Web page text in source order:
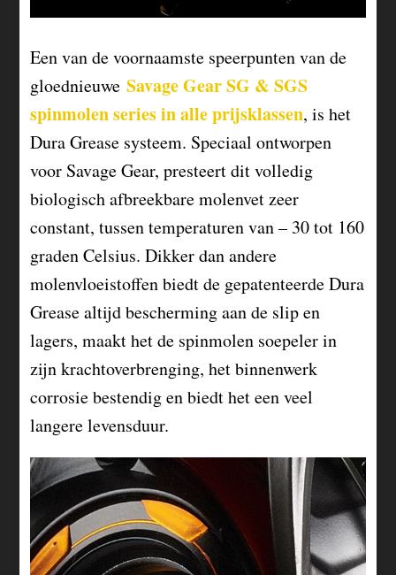
Een van de voornaamste speerpunten van de
gloednieuweSavage Gear SG & SGS
spinmolen series in alle prijsklassen, is het
Dura Grease systeem. Speciaal ontworpen
voor Savage Gear, presteert dit volledig
biologisch afbreekbare molenvet zeer
constant, tussen temperaturen van – 30 tot 160
graden Celsius. Dikker dan andere
molenvloeistoffen biedt de gepatenteerde Dura
Grease altijd bescherming aan de slip en
lagers, maakt het de spinmolen soepeler in
zijn krachtoverbrenging, het binnenwerk
corrosie bestendig en biedt het een veel
langere levensduur.